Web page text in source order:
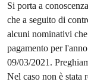
Si porta a
che a seguito di
alcuni nominativi
pagamento per
09/03/2021.
Nel caso non è stata